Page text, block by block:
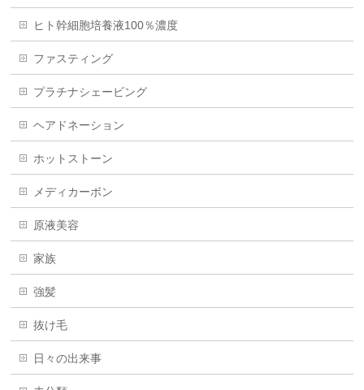
ヒト幹細胞培養液100％濃度
ファスティング
プラチナシェービング
ヘアドネーション
ホットストーン
メディカーボン
原液美容
家族
強髪
抜け毛
日々の出来事